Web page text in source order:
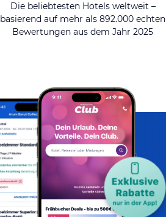
Die beliebtesten Hotels weltweit –
basierend auf mehr als 892.000 echten
Bewertungen aus dem Jahr 2025